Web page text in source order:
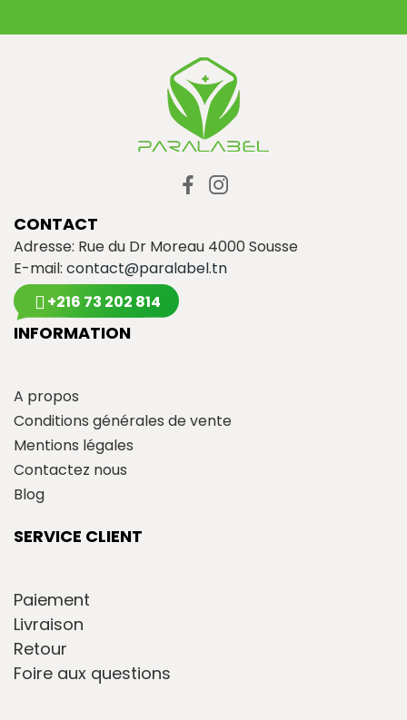
CONTACT
Adresse: Rue du Dr Moreau 4000 Sousse
E-mail: contact@paralabel.tn
+216 73 202 814
INFORMATION
A propos
Conditions générales de vente
Mentions légales
Contactez nous
Blog
SERVICE CLIENT
Paiement
Livraison
Retour
Foire aux questions